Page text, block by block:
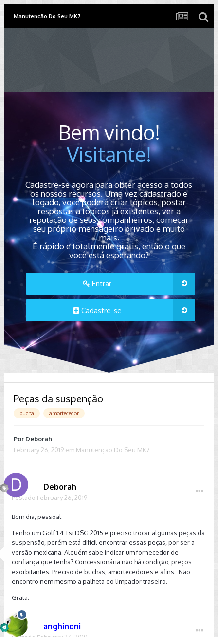
Manutenção Do Seu MK7
Bem vindo!
Visitante!
Cadastre-se agora para obter acesso a todos
os nossos recursos. Uma vez cadastrado e
logado, você poderá criar tópicos, postar
respostas a tópicos já existentes, ver a
reputação de seus companheiros, começar
seu próprio mensageiro privado e muito
mais.
É rápido e totalmente grátis, então o que
você está esperando?
Entrar
Cadastre-se
Peças da suspenção
bucha amortecedor
Por Deborah
February 26, 2019 em Manutenção Do Seu MK7
Deborah
Postado February 26, 2019
Bom dia, pessoal.
Tenho um Golf 1.4 Tsi DSG 2015 e preciso trocar algumas peças da
suspensão, porém está difícil encontrar essas peças, por ser a
versão mexicana. Alguém sabe indicar um fornecedor de
confiança que tenha? Concessionária não há condição, preços
exorbitantes. Preciso de buchas, amortecedores e afins. Não
encontro nem mesmo a palheta do limpador traseiro.
Grata.
anghinoni